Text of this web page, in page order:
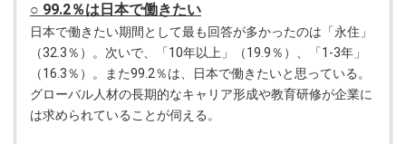
○ 99.2％は日本で働きたい
日本で働きたい期間として最も回答が多かったのは「永住」
（32.3％）。次いで、「10年以上」（19.9％）、「1-3年」
（16.3％）。また99.2％は、日本で働きたいと思っている。
グローバル人材の長期的なキャリア形成や教育研修が企業に
は求められていることが伺える。